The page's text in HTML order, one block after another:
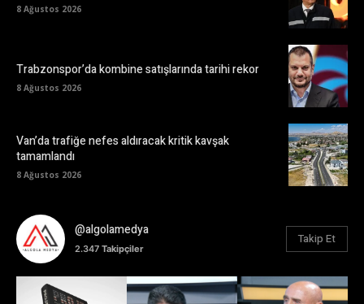
8 Ağustos 2026
Trabzonspor’da kombine satışlarında tarihi rekor
8 Ağustos 2026
Van’da trafiğe nefes aldıracak kritik kavşak
tamamlandı
8 Ağustos 2026
@algolamedya
2.347 Takipçiler
Takip Et